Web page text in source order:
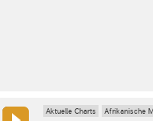
Aktuelle Charts Afrikanische